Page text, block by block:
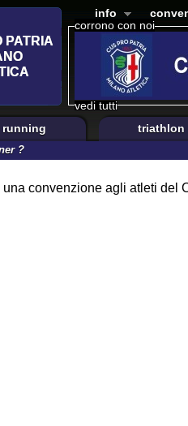
corrono con noi
vedi tutti
info
running triathlon
?
convenzione agli atleti del